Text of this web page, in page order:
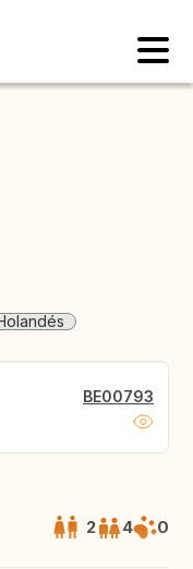
BE00793
2 4 0